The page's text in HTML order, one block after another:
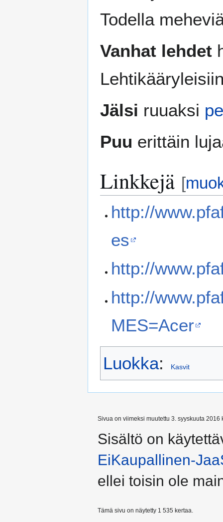
Todella
Vanhat lehdet
Jälsi ruuaksi
Puu erittäin
Linkkejä [
http://
es
http://
http://
MES=Acer
Luokka: Kasvit
Sivua on viimeksi muutettu 3. syyskuuta 2016
Sisältö on
EiKaupallinen-
ellei toisin ole
Tämä sivu on näytetty 1 535 kertaa.